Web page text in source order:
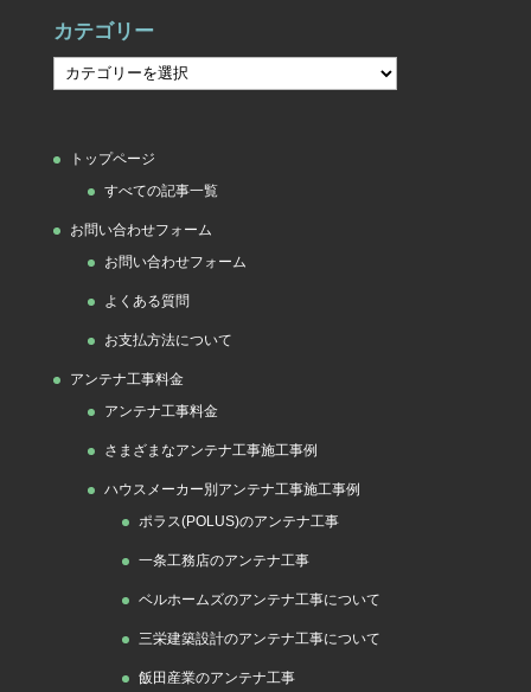
カテゴリー
リ
トップページ
すべての記事一覧
お問い合わせフォーム
お問い合わせフォーム
よくある質問
お支払方法について
アンテナ工事料金
アンテナ工事料金
さまざまなアンテナ工事施工事例
ハウスメーカー別アンテナ工事施工事例
ポラス(POLUS)のアンテナ工事
一条工務店のアンテナ工事
ベルホームズのアンテナ工事について
三栄建築設計のアンテナ工事について
飯田産業のアンテナ工事